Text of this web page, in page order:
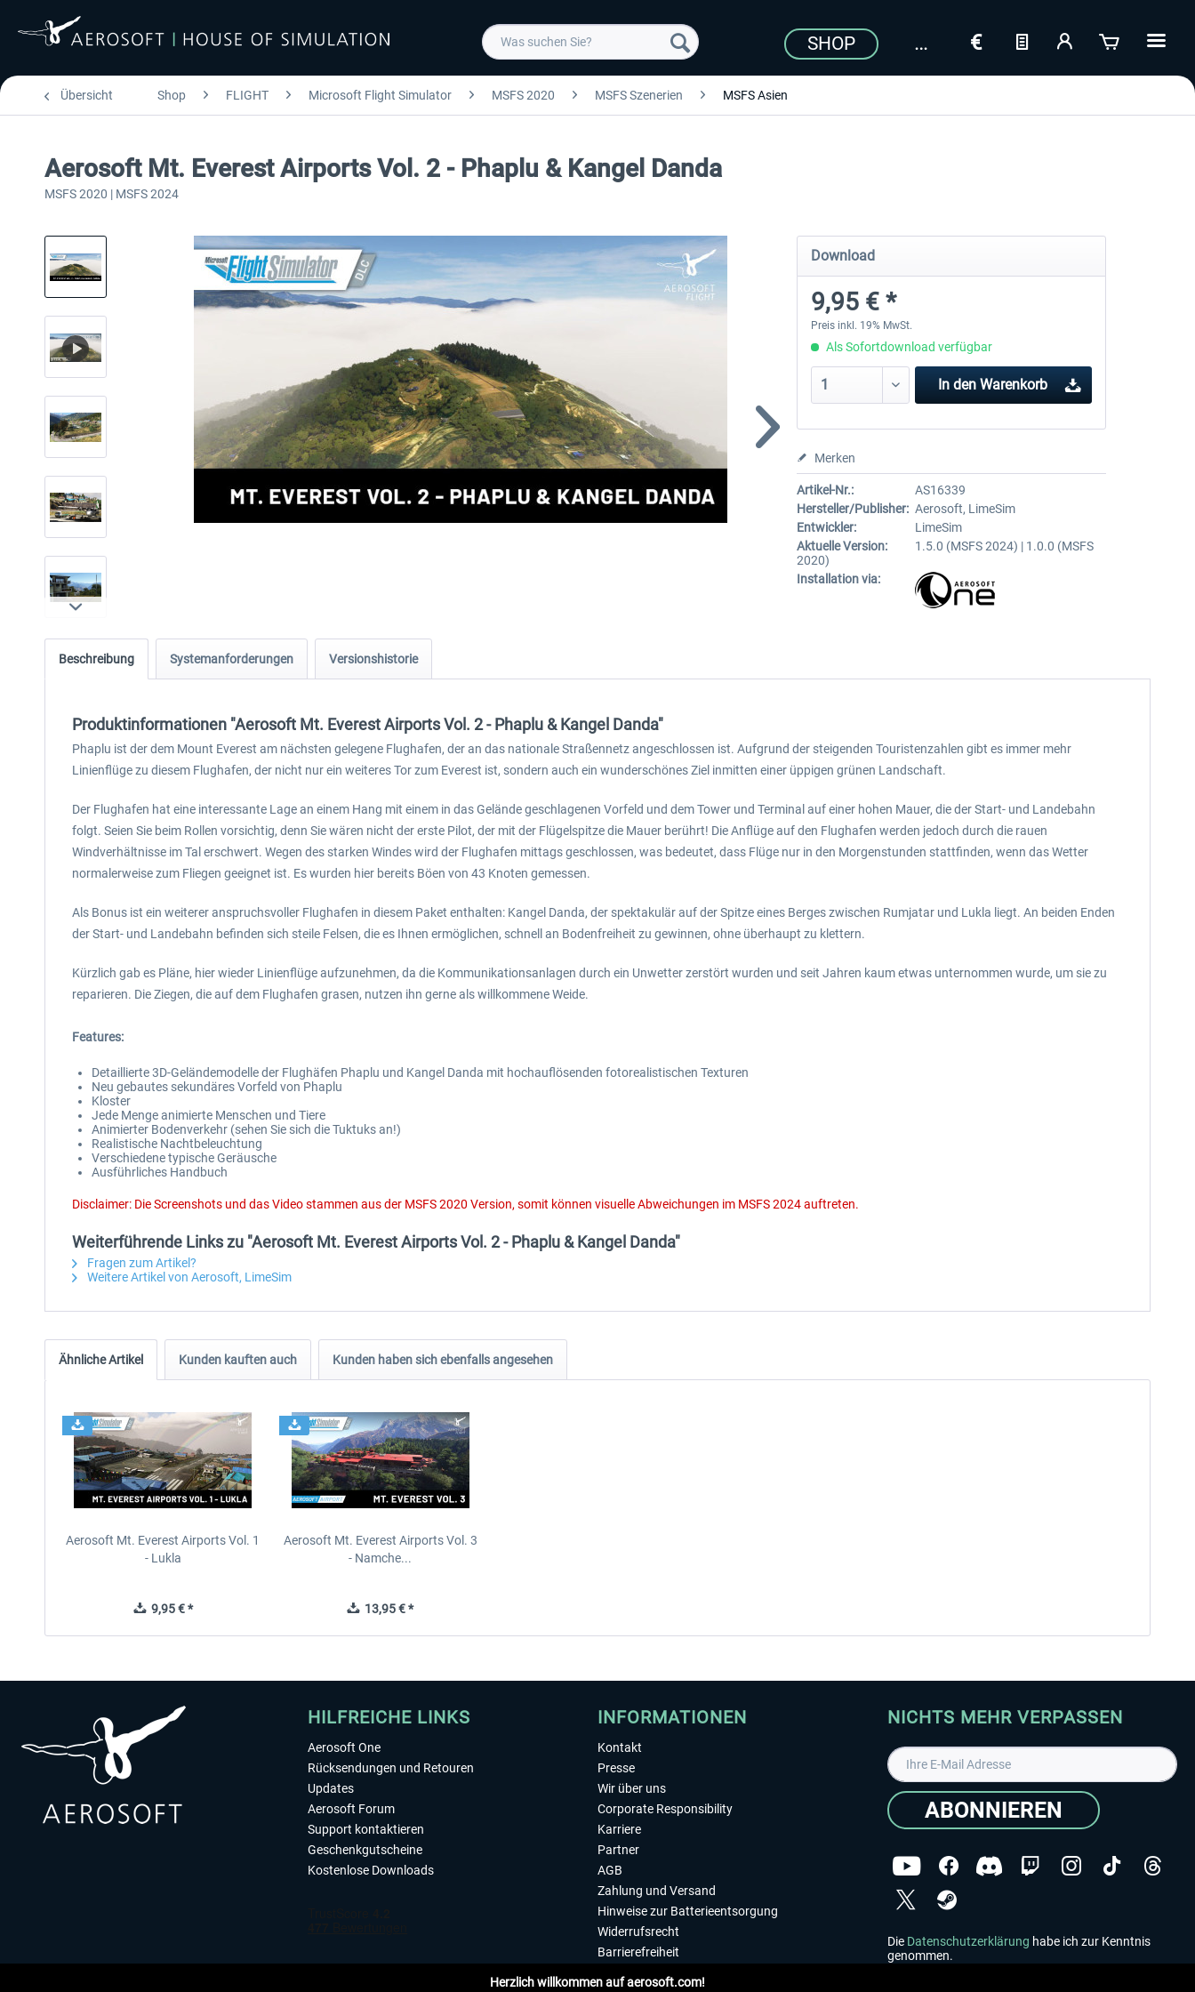
SHOP
Übersicht Shop FLIGHT Microsoft Flight Simulator MSFS 2020 MSFS Szenerien MSFS Asien
Aerosoft Mt. Everest Airports Vol. 2 - Phaplu & Kangel Danda
MSFS 2020 | MSFS 2024
Download
9,95 € *
Preis inkl. 19% MwSt.
Als Sofortdownload verfügbar
In den Warenkorb
Merken
Artikel-Nr.:
AS16339
Hersteller/Publisher: Aerosoft, LimeSim
Entwickler:
LimeSim
Aktuelle Version:
1.5.0 (MSFS 2024) | 1.0.0 (MSFS
2020)
Installation via:
Beschreibung Systemanforderungen Versionshistorie
Produktinformationen "Aerosoft Mt. Everest Airports Vol. 2 - Phaplu & Kangel Danda"
Phaplu ist der dem Mount Everest am nächsten gelegene Flughafen, der an das nationale Straßennetz angeschlossen ist. Aufgrund der steigenden Touristenzahlen gibt es immer mehr
Linienflüge zu diesem Flughafen, der nicht nur ein weiteres Tor zum Everest ist, sondern auch ein wunderschönes Ziel inmitten einer üppigen grünen Landschaft.
Der Flughafen hat eine interessante Lage an einem Hang mit einem in das Gelände geschlagenen Vorfeld und dem Tower und Terminal auf einer hohen Mauer, die der Start- und Landebahn
folgt. Seien Sie beim Rollen vorsichtig, denn Sie wären nicht der erste Pilot, der mit der Flügelspitze die Mauer berührt! Die Anflüge auf den Flughafen werden jedoch durch die rauen
Windverhältnisse im Tal erschwert. Wegen des starken Windes wird der Flughafen mittags geschlossen, was bedeutet, dass Flüge nur in den Morgenstunden stattfinden, wenn das Wetter
normalerweise zum Fliegen geeignet ist. Es wurden hier bereits Böen von 43 Knoten gemessen.
Als Bonus ist ein weiterer anspruchsvoller Flughafen in diesem Paket enthalten: Kangel Danda, der spektakulär auf der Spitze eines Berges zwischen Rumjatar und Lukla liegt. An beiden Enden
der Start- und Landebahn befinden sich steile Felsen, die es Ihnen ermöglichen, schnell an Bodenfreiheit zu gewinnen, ohne überhaupt zu klettern.
Kürzlich gab es Pläne, hier wieder Linienflüge aufzunehmen, da die Kommunikationsanlagen durch ein Unwetter zerstört wurden und seit Jahren kaum etwas unternommen wurde, um sie zu
reparieren. Die Ziegen, die auf dem Flughafen grasen, nutzen ihn gerne als willkommene Weide.
Features:
Detaillierte 3D-Geländemodelle der Flughäfen Phaplu und Kangel Danda mit hochauflösenden fotorealistischen Texturen
Neu gebautes sekundäres Vorfeld von Phaplu
Kloster
Jede Menge animierte Menschen und Tiere
Animierter Bodenverkehr (sehen Sie sich die Tuktuks an!)
Realistische Nachtbeleuchtung
Verschiedene typische Geräusche
Ausführliches Handbuch
Disclaimer: Die Screenshots und das Video stammen aus der MSFS 2020 Version, somit können visuelle Abweichungen im MSFS 2024 auftreten.
Weiterführende Links zu "Aerosoft Mt. Everest Airports Vol. 2 - Phaplu & Kangel Danda"
Fragen zum Artikel?
Weitere Artikel von Aerosoft, LimeSim
Ähnliche Artikel Kunden kauften auch Kunden haben sich ebenfalls angesehen
Aerosoft Mt. Everest Airports Vol. 1
- Lukla
9,95 € *
Aerosoft Mt. Everest Airports Vol. 3
- Namche...
13,95 € *
HILFREICHE LINKS
Aerosoft One
Rücksendungen und Retouren
Updates
Aerosoft Forum
Support kontaktieren
Geschenkgutscheine
Kostenlose Downloads
INFORMATIONEN
Kontakt
Presse
Wir über uns
Corporate Responsibility
Karriere
Partner
AGB
Zahlung und Versand
Hinweise zur Batterieentsorgung
Widerrufsrecht
Barrierefreiheit
NICHTS MEHR VERPASSEN
ABONNIEREN
Die Datenschutzerklärung habe ich zur Kenntnis
genommen.
Herzlich willkommen auf aerosoft.com!